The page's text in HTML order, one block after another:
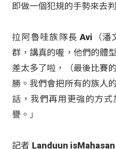
即做一個犯規的手勢來去判
拉阿魯哇族隊長 Avi（潘
群，講真的喔，他們的體
差太多了啦，（最後比賽
勝。我們會把所有的族人
話，我們再用更強的方
譽。」
記者 Landuun